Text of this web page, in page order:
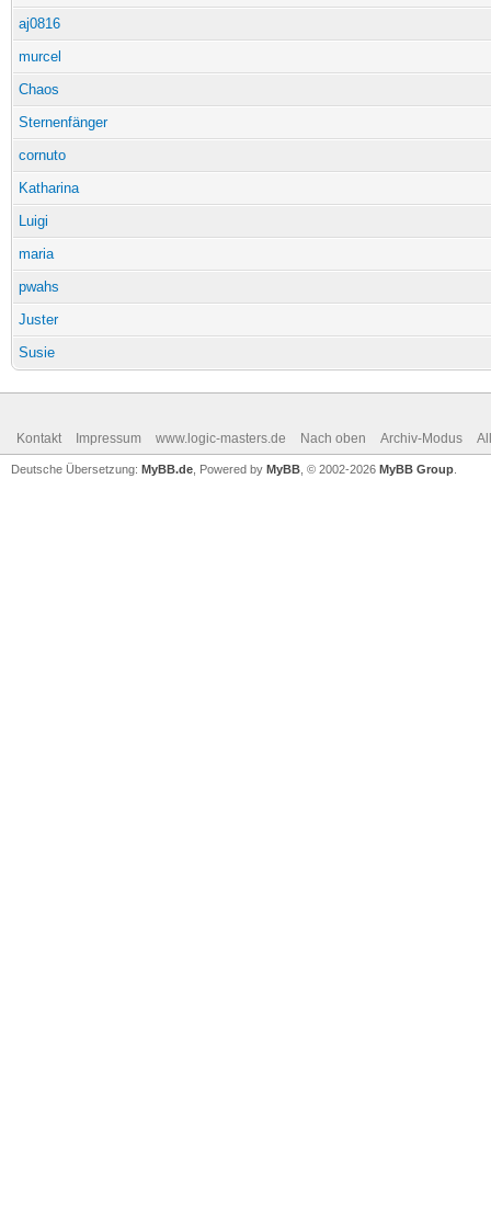
aj0816
murcel
Chaos
Sternenfänger
cornuto
Katharina
Luigi
maria
pwahs
Juster
Susie
Kontakt Impressum www.logic-masters.de Nach oben Archiv-Modus
Deutsche Übersetzung: MyBB.de , Powered by MyBB , © 2002-2026 MyBB Group